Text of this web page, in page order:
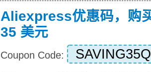
Aliexpress优惠码，购
35 美元
Coupon Code: SAVING35Q